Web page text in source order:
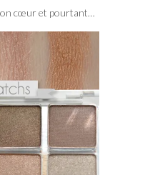
cœur et pourtant…